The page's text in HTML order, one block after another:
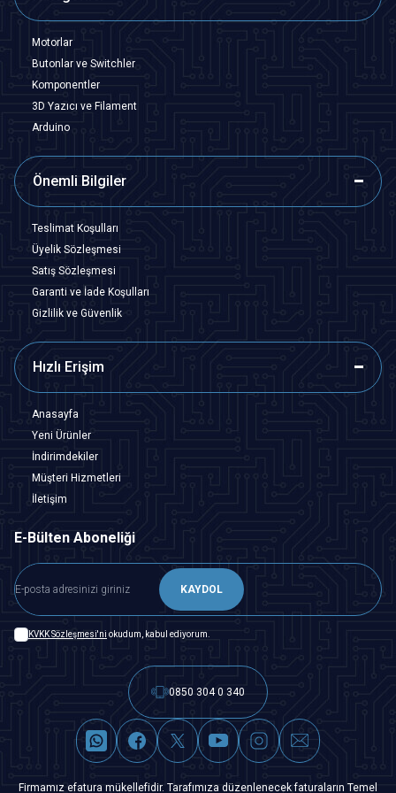
Motorlar
Butonlar ve Switchler
Komponentler
3D Yazıcı ve Filament
Arduino
Önemli Bilgiler
Teslimat Koşulları
Üyelik Sözleşmesi
Satış Sözleşmesi
Garanti ve İade Koşulları
Gizlilik ve Güvenlik
Hızlı Erişim
Anasayfa
Yeni Ürünler
İndirimdekiler
Müşteri Hizmetleri
İletişim
E-Bülten Aboneliği
KAYDOL
KVKK Sözleşmesi'ni okudum, kabul ediyorum.
0850 304 0 340
Firmamız efatura mükellefidir. Tarafımıza düzenlenecek faturaların Temel